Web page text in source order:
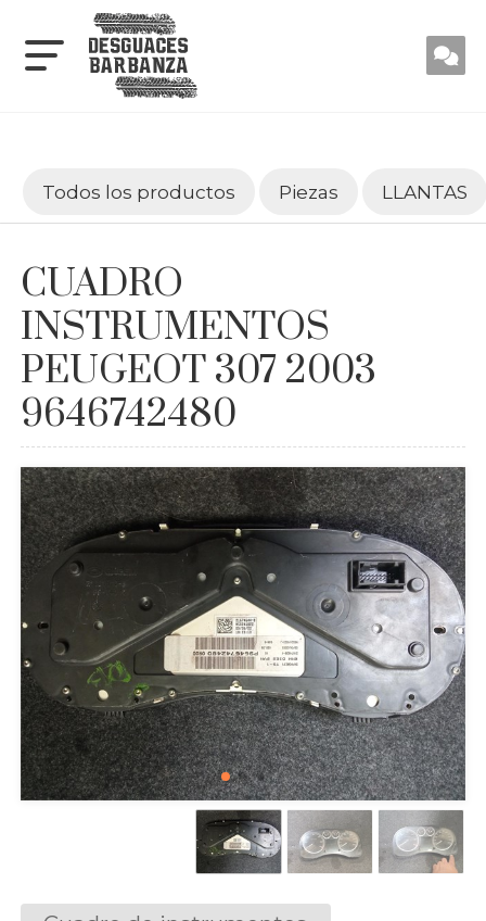
Todos los productos Piezas LLANTAS
CUADRO
INSTRUMENTOS
PEUGEOT 307 2003
9646742480